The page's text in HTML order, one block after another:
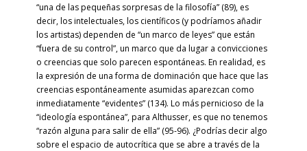
“una de las pequeñas sorpresas de la filosofía” (89), es
decir, los intelectuales, los científicos (y podríamos añadir
los artistas) dependen de “un marco de leyes” que están
“fuera de su control”, un marco que da lugar a convicciones
o creencias que solo parecen espontáneas. En realidad, es
la expresión de una forma de dominación que hace que las
creencias espontáneamente asumidas aparezcan como
inmediatamente “evidentes” (134). Lo más pernicioso de la
“ideología espontánea”, para Althusser, es que no tenemos
“razón alguna para salir de ella” (95-96). ¿Podrías decir algo
sobre el espacio de autocrítica que se abre a través de la